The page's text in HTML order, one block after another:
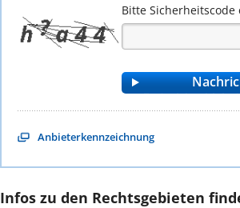
Bitte Sicherheitscode
Anbieterkennzeichnung
Infos zu den Rechtsgebieten